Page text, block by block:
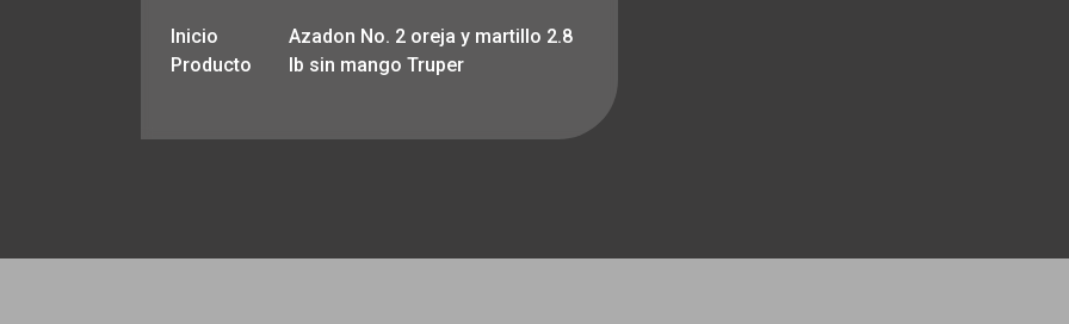
Inicio
Producto
Azadon No. 2 oreja y martillo 2.8
lb sin mango Truper